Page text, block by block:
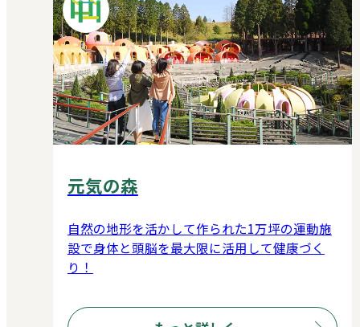
元気の森
自然の地形を活かして作られた1万坪の運動施
設で身体と頭脳を最大限に活用して健康づく
り！